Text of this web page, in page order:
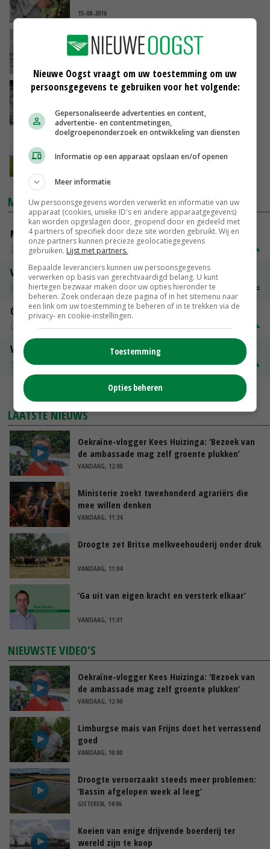
15-08-2016
Amerikanen willen grens openen voor
lamsvlees uit Groot-Brittannië
Europese samenleving
06-07-2016
MARKTPRIJZEN
Magere melkpoeder
Zuivel NL
Vleeskuikens 2001-2600 gr
Barneveld
€ 1,09~
Gerst
Groningen
€ 197,00 € 2,00
Volle melkpoeder
Zuivel NL
€ 345,00 € 20,00
MEER MARKTPRIJZEN
LAATSTE NIEUWS
Oekraïne-vlogger Kees Huizinga: ‘Bezoek van
de ambassade mag zelf groente plukken’
VANDAAG, 12:00
Ministerie zoekt tweehonderd agrariërs die
mee willen denken
VANDAAG, 11:34
Droogte zet Britse melkveehouderij onder druk
VANDAAG, 11:04
‘Ga uit van eigen kracht en versterk elkaar’
VANDAAG, 11:01
NIEUWSTE VIDEO'S
Oekraïne-vlogger Kees Huizinga: ‘Bezoek van
de ambassade mag zelf groente plukken’
VANDAAG, 12:00
Limburgse mais van Frijns doet het verrassend
goed
VANDAAG, 10:00
Droogte veroorzaakt steeds meer problemen:
‘Bassin afgelopen week al leeg’
GISTEREN, 14:06
Koeien van enige drijvende boerderij ter
wereld zijn te koop
Nieuwe Oogst vraagt om uw toestemming om uw
persoonsgegevens te gebruiken voor het volgende:
Gepersonaliseerde advertenties en content,
advertentie- en contentmetingen,
doelgroepenonderzoek en ontwikkeling van diensten
Informatie op een apparaat opslaan en/of openen
Meer informatie
Uw persoonsgegevens worden verwerkt en informatie van uw
apparaat (cookies, unieke ID's en andere apparaatgegevens)
kan worden opgeslagen door, geopend door en gedeeld met
4 partners of specifiek door deze site worden gebruikt. Wij en
onze partners kunnen precieze geolocatiegegevens
gebruiken. Lijst met partners.
Bepaalde leveranciers kunnen uw persoonsgegevens
verwerken op basis van gerechtvaardigd belang. U kunt
hiertegen bezwaar maken door uw opties hieronder te
beheren. Zoek onderaan deze pagina of in het sitemenu naar
een link om uw toestemming te beheren of in te trekken via de
privacy- en cookie-instellingen.
Toestemming
Opties beheren